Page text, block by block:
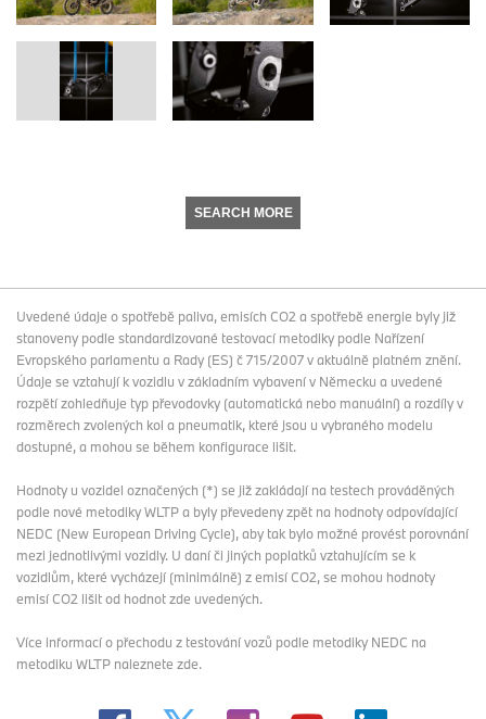
SEARCH MORE
Uvedené údaje o spotřebě paliva, emisích CO2 a spotřebě energie byly již
stanoveny podle standardizované testovací metodiky podle Nařízení
Evropského parlamentu a Rady (ES) č 715/2007 v aktuálně platném znění.
Údaje se vztahují k vozidlu v základním vybavení v Německu a uvedené
rozpětí zohledňuje typ převodovky (automatická nebo manuální) a rozdíly v
rozměrech zvolených kol a pneumatik, které jsou u vybraného modelu
dostupné, a mohou se během konfigurace lišit.
Hodnoty u vozidel označených (*) se již zakládají na testech prováděných
podle nové metodiky WLTP a byly převedeny zpět na hodnoty odpovídající
NEDC (New European Driving Cycle), aby tak bylo možné provést porovnání
mezi jednotlivými vozidly. U daní či jiných poplatků vztahujícím se k
vozidlům, které vycházejí (minimálně) z emisí CO2, se mohou hodnoty
emisí CO2 lišit od hodnot zde uvedených.
Více informací o přechodu z testování vozů podle metodiky NEDC na
metodiku WLTP naleznete zde.